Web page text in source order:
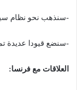
-سنذهب نحو نظام
-سنضع قيودا عديدة
العلاقات مع فرنسا: